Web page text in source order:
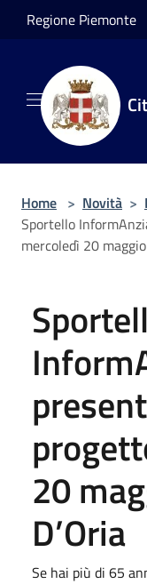
Salta al contenuto
Regione Piemonte
Home > Novità >
Sportello
mercoledì 20
20
D’Oria
Se hai più di 65